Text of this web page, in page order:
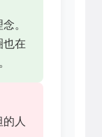
。
也在
的人